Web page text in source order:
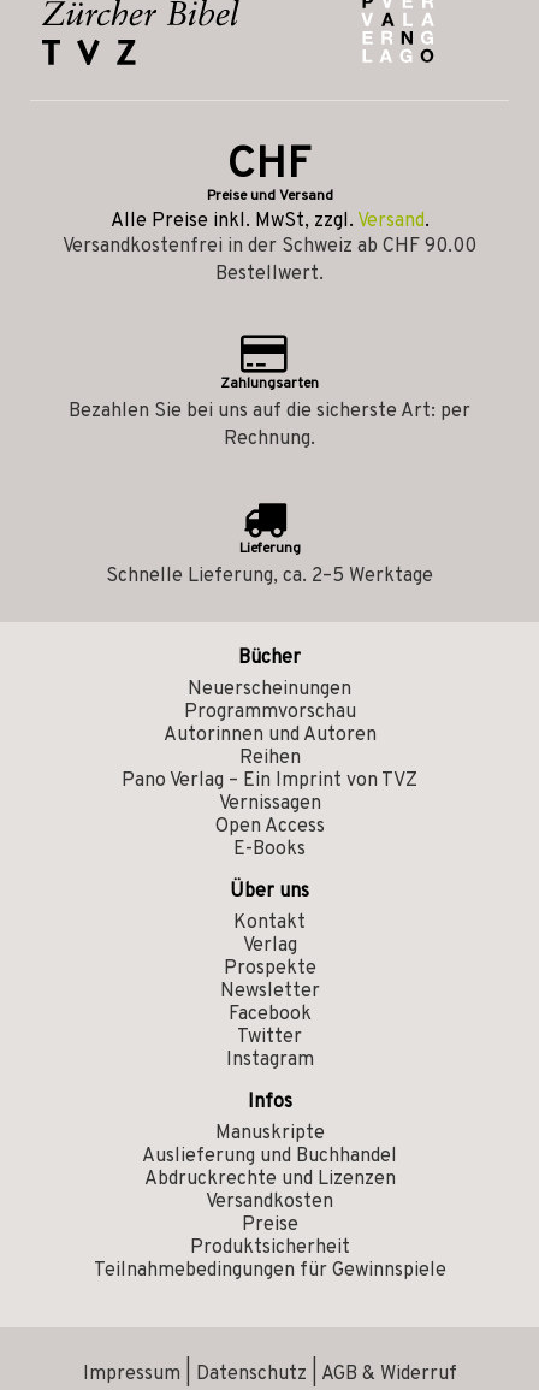
CHF
Preise und Versand
Alle Preise inkl. MwSt, zzgl. Versand.
Versandkostenfrei in der Schweiz ab CHF 90.00
Bestellwert.
Zahlungsarten
Bezahlen Sie bei uns auf die sicherste Art: per
Rechnung.
Lieferung
Schnelle Lieferung, ca. 2–5 Werktage
Bücher
Neuerscheinungen
Programmvorschau
Autorinnen und Autoren
Reihen
Pano Verlag – Ein Imprint von TVZ
Vernissagen
Open Access
E-Books
Über uns
Kontakt
Verlag
Prospekte
Newsletter
Facebook
Twitter
Instagram
Infos
Manuskripte
Auslieferung und Buchhandel
Abdruckrechte und Lizenzen
Versandkosten
Preise
Produktsicherheit
Teilnahmebedingungen für Gewinnspiele
Impressum Datenschutz AGB & Widerruf